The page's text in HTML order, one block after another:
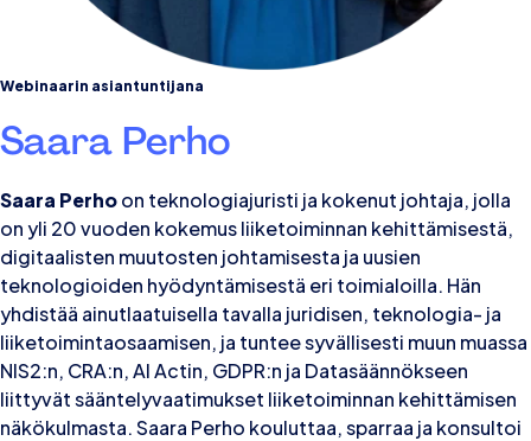
Webinaarin asiantuntijana
Saara Perho
Saara Perhoon teknologiajuristi ja kokenut johtaja, jolla
on yli 20 vuoden kokemus liiketoiminnan kehittämisestä,
digitaalisten muutosten johtamisesta ja uusien
teknologioiden hyödyntämisestä eri toimialoilla. Hän
yhdistää ainutlaatuisella tavalla juridisen, teknologia- ja
liiketoimintaosaamisen, ja tuntee syvällisesti muun muassa
NIS2:n, CRA:n, AI Actin, GDPR:n ja Datasäännökseen
liittyvät sääntelyvaatimukset liiketoiminnan kehittämisen
näkökulmasta. Saara Perho kouluttaa, sparraa ja konsultoi